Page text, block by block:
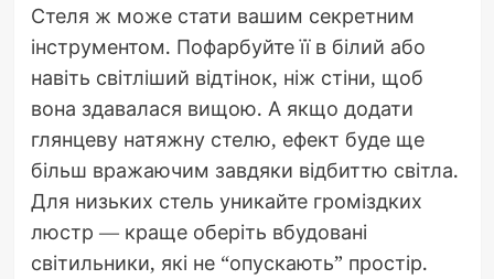
Стеля ж може стати вашим секретним
інструментом. Пофарбуйте її в білий або
навіть світліший відтінок, ніж стіни, щоб
вона здавалася вищою. А якщо додати
глянцеву натяжну стелю, ефект буде ще
більш вражаючим завдяки відбиттю світла.
Для низьких стель уникайте громіздких
люстр — краще оберіть вбудовані
світильники, які не “опускають” простір.